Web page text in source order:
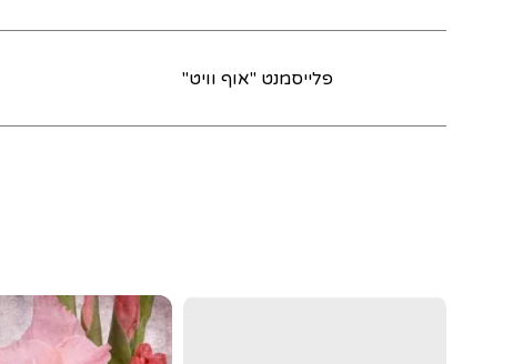
פלייסמנט "אוף וויט"